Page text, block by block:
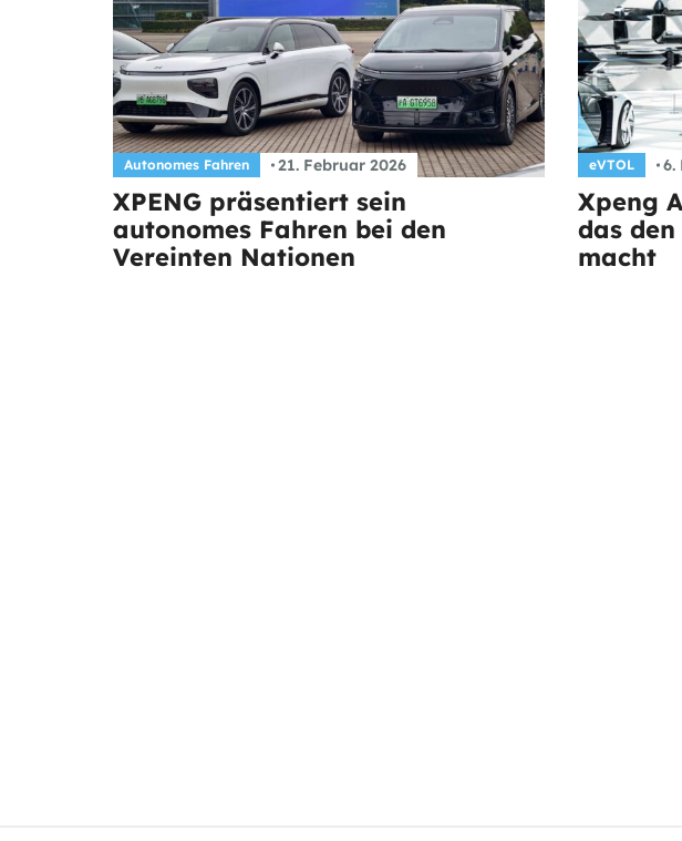
Autonomes Fahren 21. Februar 2026
XPENG präsentiert sein
autonomes Fahren bei den
Vereinten Nationen
eVTOL 6.
Xpeng
das
macht